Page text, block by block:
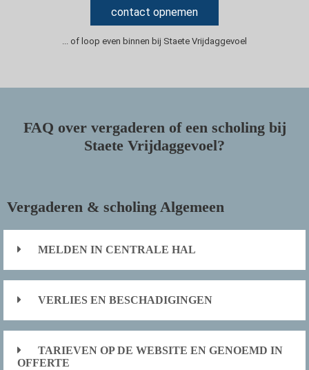
contact opnemen
... of loop even binnen bij Staete Vrijdaggevoel
FAQ over vergaderen of een scholing bij
Staete Vrijdaggevoel?
Vergaderen & scholing Algemeen
MELDEN IN CENTRALE HAL
VERLIES EN BESCHADIGINGEN
TARIEVEN OP DE WEBSITE EN GENOEMD IN
OFFERTE